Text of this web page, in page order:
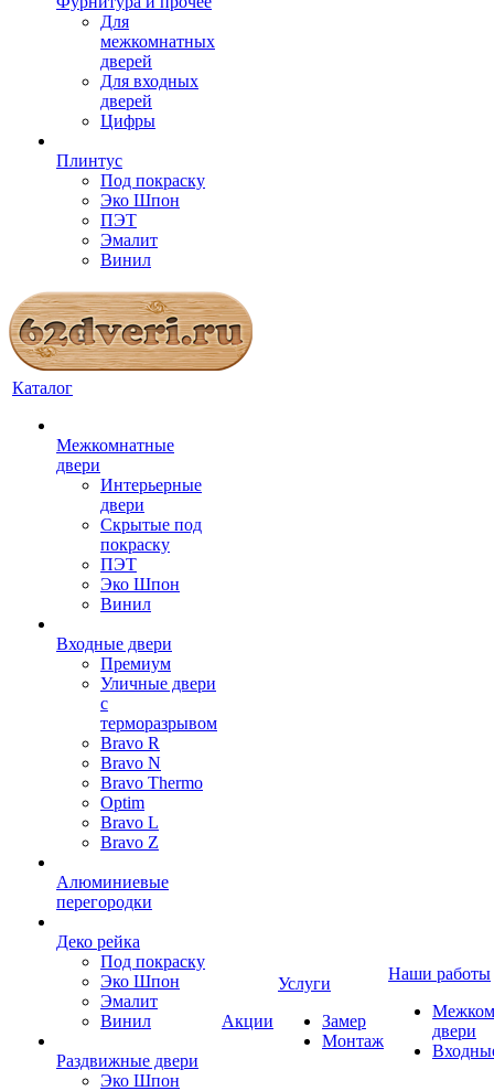
Для
межкомнатных
дверей
Для входных
дверей
Цифры
Плинтус
Под покраску
Эко Шпон
ПЭТ
Эмалит
Винил
Каталог
Межкомнатные
двери
Интерьерные
двери
Скрытые под
покраску
ПЭТ
Эко Шпон
Винил
Входные двери
Премиум
Уличные двери
с
терморазрывом
Bravo R
Bravo N
Bravo Thermo
Optim
Bravo L
Bravo Z
Алюминиевые
перегородки
Деко рейка
Под покраску
Эко Шпон
Эмалит
Винил
Раздвижные двери
Эко Шпон
Акции
Услуги
Замер
Монтаж
Наши работы
двери